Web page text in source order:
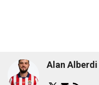
Alan Alberdi